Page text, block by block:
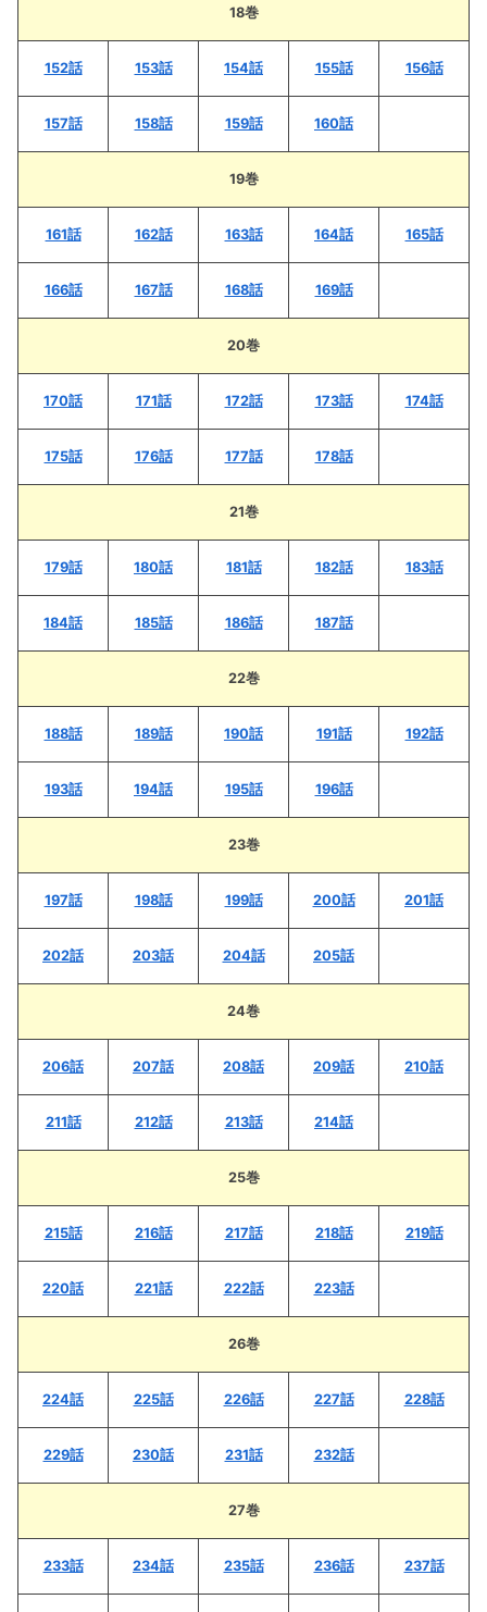
18巻
152話 153話 154話 155話 156話
157話 158話 159話 160話
19巻
161話 162話 163話 164話 165話
166話 167話 168話 169話
20巻
170話 171話 172話 173話 174話
175話 176話 177話 178話
21巻
179話 180話 181話 182話 183話
184話 185話 186話 187話
22巻
188話 189話 190話 191話 192話
193話 194話 195話 196話
23巻
197話 198話 199話 200話 201話
202話 203話 204話 205話
24巻
206話 207話 208話 209話 210話
211話 212話 213話 214話
25巻
215話 216話 217話 218話 219話
220話 221話 222話 223話
26巻
224話 225話 226話 227話 228話
229話 230話 231話 232話
27巻
233話 234話 235話 236話 237話